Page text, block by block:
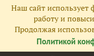
Наш сайт использует
работу и
Продолжая
Политикой